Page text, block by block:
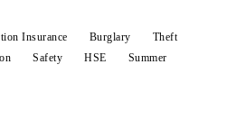
Insurance Burglary
Theft
Safety HSE
Summer